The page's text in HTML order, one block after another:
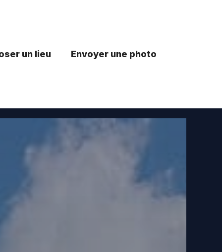
un lieu Envoyer une photo